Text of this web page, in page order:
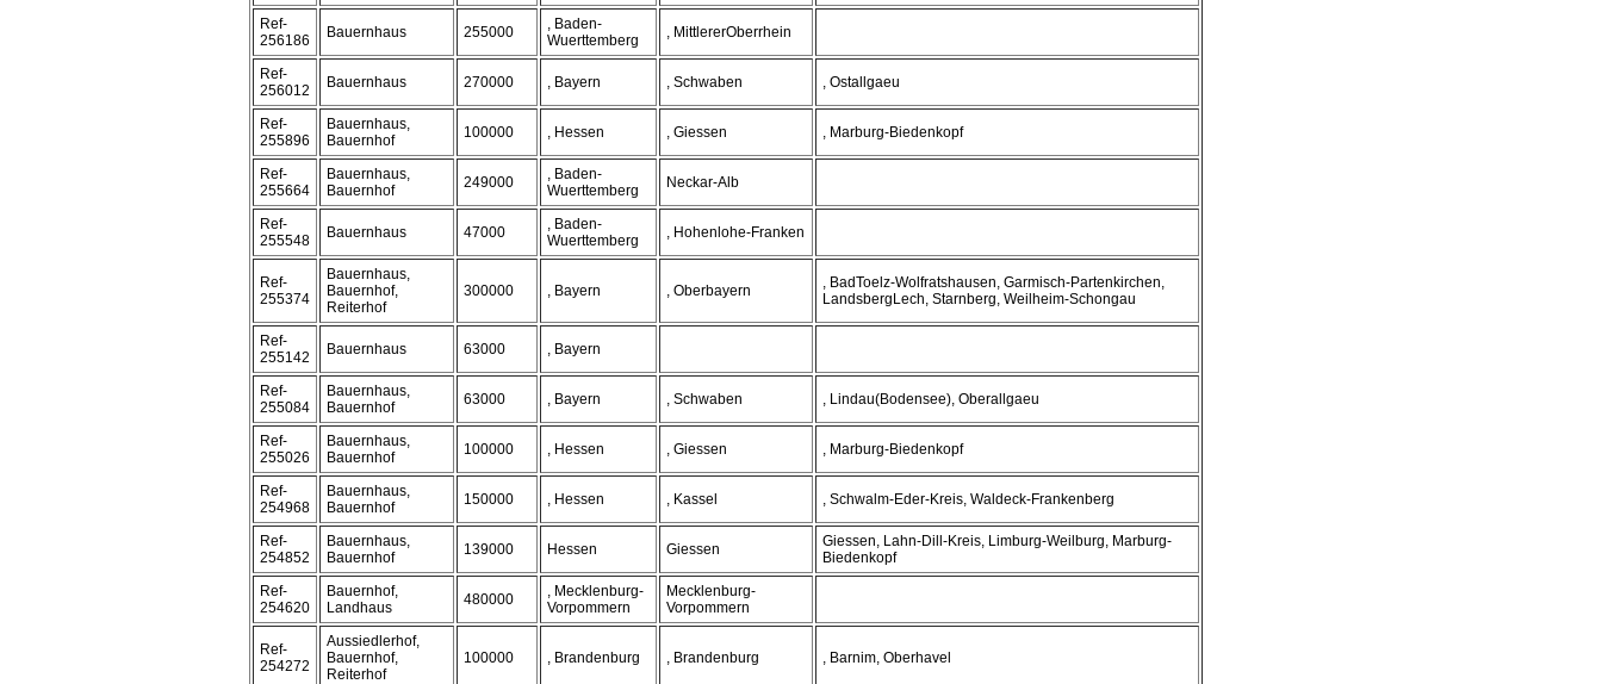
Ref-
256186
Bauernhaus 255000
, Baden-
Wuerttemberg
, MittlererOberrhein
Ref-
256012
Bauernhaus 270000 , Bayern , Schwaben , Ostallgaeu
Ref-
255896
Bauernhaus,
Bauernhof
100000 , Hessen , Giessen , Marburg-Biedenkopf
Ref-
255664
Bauernhaus,
Bauernhof
249000
, Baden-
Wuerttemberg
Neckar-Alb
Ref-
255548
Bauernhaus 47000
, Baden-
Wuerttemberg
, Hohenlohe-Franken
Ref-
255374
Bauernhaus,
Bauernhof,
Reiterhof
300000 , Bayern , Oberbayern
, BadToelz-Wolfratshausen, Garmisch-Partenkirchen,
LandsbergLech, Starnberg, Weilheim-Schongau
Ref-
255142
Bauernhaus 63000 , Bayern
Ref-
255084
Bauernhaus,
Bauernhof
63000 , Bayern , Schwaben , Lindau(Bodensee), Oberallgaeu
Ref-
255026
Bauernhaus,
Bauernhof
100000 , Hessen , Giessen , Marburg-Biedenkopf
Ref-
254968
Bauernhaus,
Bauernhof
150000 , Hessen , Kassel , Schwalm-Eder-Kreis, Waldeck-Frankenberg
Ref-
254852
Bauernhaus,
Bauernhof
139000 Hessen Giessen
Giessen, Lahn-Dill-Kreis, Limburg-Weilburg, Marburg-
Biedenkopf
Ref-
254620
Bauernhof,
Landhaus
480000
, Mecklenburg-
Vorpommern
Mecklenburg-
Vorpommern
Ref-
254272
Aussiedlerhof,
Bauernhof,
Reiterhof
100000 , Brandenburg , Brandenburg , Barnim, Oberhavel